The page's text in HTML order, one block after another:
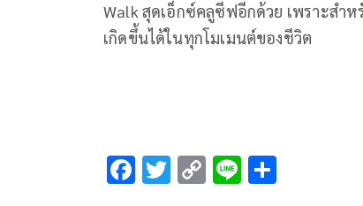
Walk สุดเอ็กซ์คลูซีฟอีกด้วย เพราะสำห
เกิดขึ้นได้ในทุกโมเมนต์ของชีวิต
F T C Li